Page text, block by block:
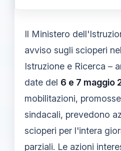
Il Ministero
avviso sugli scioperi
Istruzione e Ricerca –
date del 6 e 7 maggio
mobilitazioni,
sindacali, prevedono
scioperi per l'intera
parziali. Le azioni